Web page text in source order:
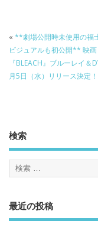
« **劇場公開時未使用の福
ビジュアルも初公開** 映画
『BLEACH』ブルーレイ＆
月5日（水）リリース決定！
検索
最近の投稿